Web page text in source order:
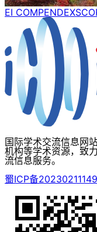
EI COMPENDEX
国际学术交流信息网
机构等学术资源，致
流信息服务。
蜀ICP备